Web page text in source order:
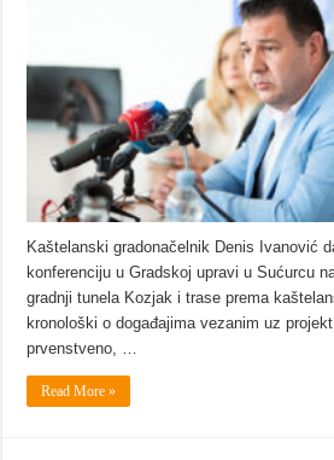
Kaštelanski gradonačelnik Denis Ivanović
konferenciju u Gradskoj upravi u Sućurcu
gradnji tunela Kozjak i trase prema
kronološki o događajima vezanim uz
prvenstveno, …
Read More »